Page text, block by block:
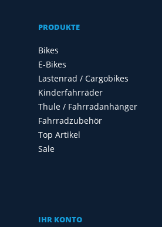
PRODUKTE
Bikes
E-Bikes
Lastenrad / Cargobikes
Kinderfahrräder
Thule / Fahrradanhänger
Fahrradzubehör
Top Artikel
Sale
IHR KONTO